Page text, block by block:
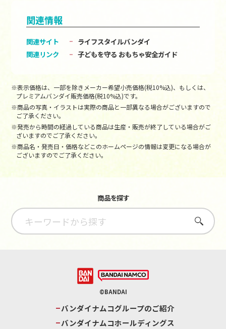
関連情報
関連サイト
ライフスタイルバンダイ
関連リンク
子どもを守る おもちゃ安全ガイド
※表示価格は、一部を除きメーカー希望小売価格(税10%込)、もしくは、
プレミアムバンダイ販売価格(税10%込)です。
※商品の写真・イラストは実際の商品と一部異なる場合がございますので
ご了承ください。
※発売から時間の経過している商品は生産・販売が終了している場合がご
ざいますのでご了承ください。
※商品名・発売日・価格などこのホームページの情報は変更になる場合が
ございますのでご了承ください。
商品を探す
さがす
©BANDAI
バンダイナムコグループのご紹介
バンダイナムコホールディングス